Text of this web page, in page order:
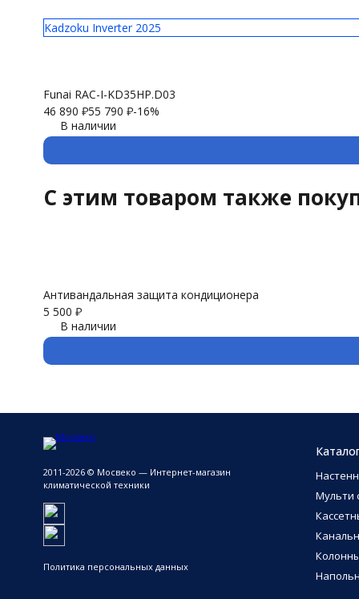
Kadzoku Inverter 2025
Funai RAC-I-KD35HP.D03
46 890 ₽55 790 ₽-16%
В наличии
C этим товаром также
Антивандальная защита кондиционера
5 500 ₽
В наличии
2011-2026 © Мосвеко — Интернет-магазин
климатической техники
Политика персональных данных
Мульти